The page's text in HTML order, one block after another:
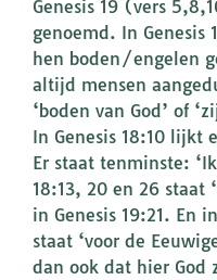
Genesis 19 (vers
genoemd. In Genesis
hen boden/engelen
altijd mensen
‘boden van God’ of
In Genesis 18:10 lijkt
Er staat tenminste:
18:13, 20 en 26 staat
in Genesis 19:21. En
staat ‘voor de
dan ook dat hier God